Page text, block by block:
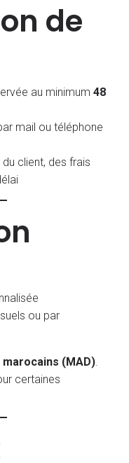
de
au minimum 48
mail ou téléphone
du client, des frais
ou par
marocains (MAD).
certaines